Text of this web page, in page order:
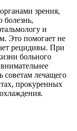
зрения,
и
Это помогает не
рецидивы. При
больного
советам лечащего
прокуренных